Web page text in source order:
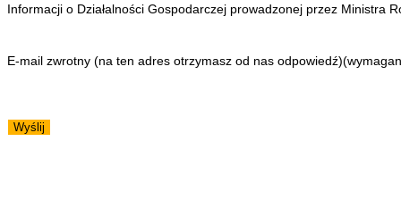
Informacji o Działalności Gospodarczej prowadzonej przez Ministra
E-mail zwrotny (na ten adres otrzymasz od nas odpowiedź)
Wyślij